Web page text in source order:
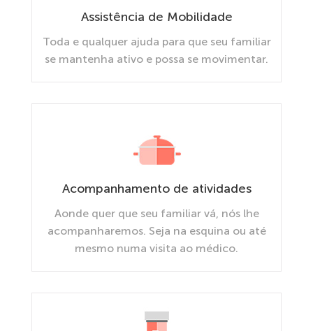
Assistência de Mobilidade
Toda e qualquer ajuda para que seu familiar
se mantenha ativo e possa se movimentar.
Acompanhamento de atividades
Aonde quer que seu familiar vá, nós lhe
acompanharemos. Seja na esquina ou até
mesmo numa visita ao médico.